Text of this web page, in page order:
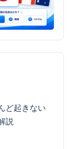
ど起きない
説